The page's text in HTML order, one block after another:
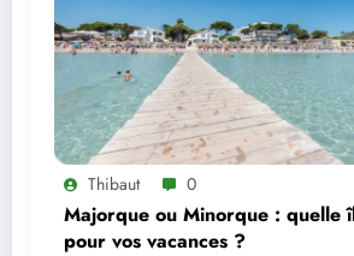
Thibaut 0
Majorque ou Minorque : quelle
pour vos vacances ?